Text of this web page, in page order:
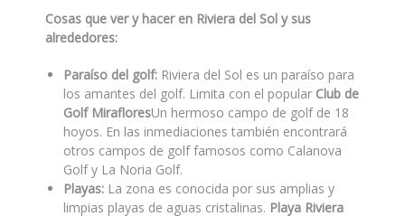
Cosas que ver y hacer en Riviera del Sol y sus
alrededores:
Paraíso del golf: Riviera del Sol es un paraíso para
los amantes del golf. Limita con el popular Club de
Golf MirafloresUn hermoso campo de golf de 18
hoyos. En las inmediaciones también encontrará
otros campos de golf famosos como Calanova
Golf y La Noria Golf.
Playas: La zona es conocida por sus amplias y
limpias playas de aguas cristalinas. Playa Riviera